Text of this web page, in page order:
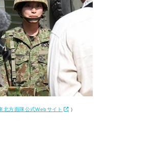
北方面隊公式Webサイト ）